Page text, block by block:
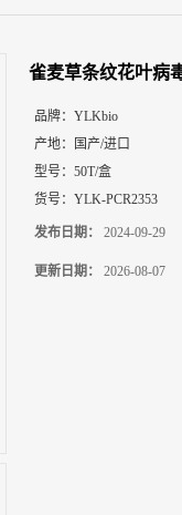
雀麦草条纹花叶病
品牌： YLKbio
产地：
国产/进口
型号： 50T/盒
货号： YLK-PCR2353
发布日期： 2024-09-29
更新日期： 2026-08-07